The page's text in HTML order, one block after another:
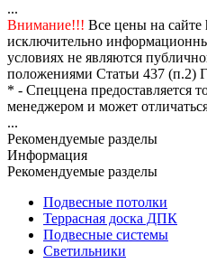
...
Внимание!!! Все цены на сайте
исключительно
условиях не являются
положениями Статьи 437 (п.2)
* - Спеццена предоставляется
менеджером и может
...
Рекомендуемые разделы
Информация
Рекомендуемые разделы
Подвесные потолки
Террасная доска ДПК
Подвесные системы
Светильники